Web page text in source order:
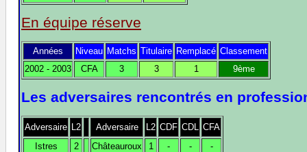
En équipe réserve
Années Niveau Matchs Titulaire Remplacé Classement
2002 - 2003
CFA 3 3 1 9ème
Les adversaires rencontrés en
Adversaire L2 Adversaire L2 CDF CDL
CFA
Istres
2 Châteauroux 1 - -
-